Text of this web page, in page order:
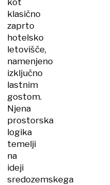
kot
klasično
zaprto
hotelsko
letovišče,
namenjeno
izključno
lastnim
gostom.
Njena
prostorska
logika
temelji
na
ideji
sredozemskega